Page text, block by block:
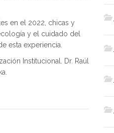
en el 2022, chicas y
y el cuidado del
esta experiencia.
Institucional. Dr. Raúl